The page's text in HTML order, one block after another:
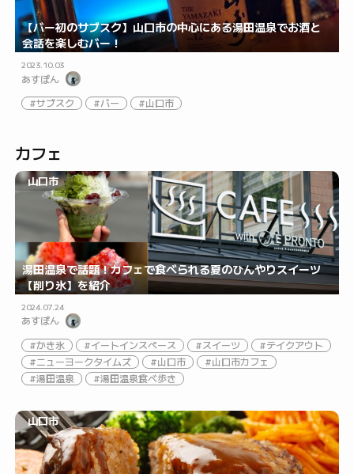
【バー初のサブスク】山口市の中心にある湯田温泉でお酒と
会話を楽しむバー！
2023.10.03
あすぽん
サブスク
バー 山口市
カフェ
山口市
湯田温泉で話題！カフェで食べられる夏のひんやりスイーツ
【削り氷】を紹介
2024.07.24
あすぽん
かき氷
イートインスペース スイーツ
テイクアウト
ニューヨークタイムズ
山口市
山口市カフェ
湯田温泉
湯田温泉食べ歩き
山口市